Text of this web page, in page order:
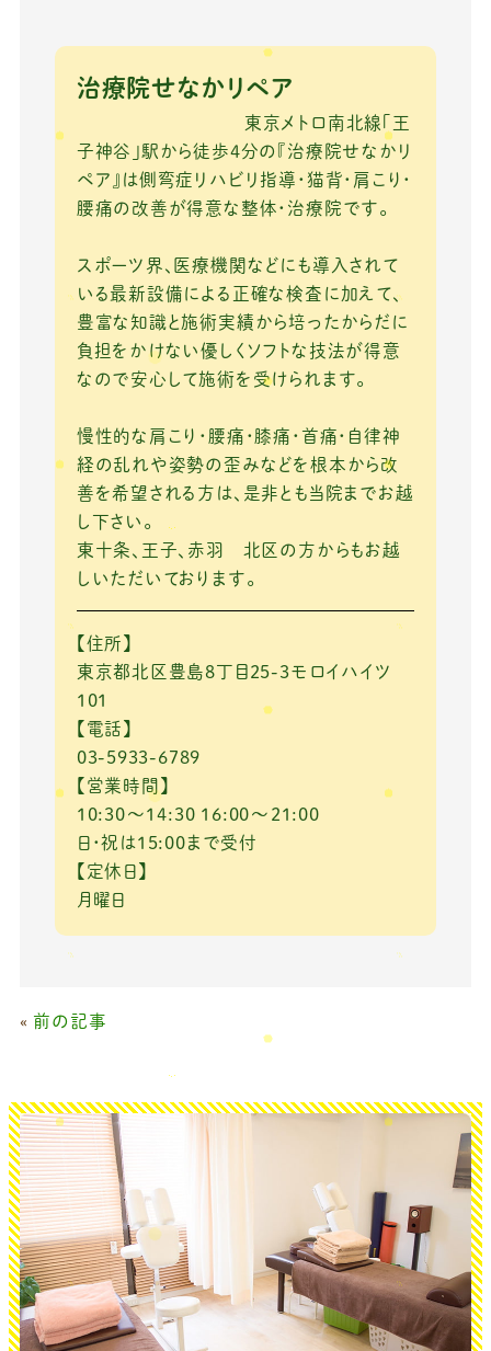
c
e
o
o
k
it
te
e
ai
l
治療院せなかリペア
東京メトロ南北線「王
子神谷」駅から徒歩4分の『治療院せなかリ
ペア』は側弯症リハビリ指導・猫背・肩こり・
腰痛の改善が得意な整体・治療院です。
スポーツ界、医療機関などにも導入されて
いる最新設備による正確な検査に加えて、
豊富な知識と施術実績から培ったからだに
負担をかけない優しくソフトな技法が得意
なので安心して施術を受けられます。
慢性的な肩こり・腰痛・膝痛・首痛・自律神
経の乱れや姿勢の歪みなどを根本から改
善を希望される方は、是非とも当院までお越
し下さい。
東十条、王子、赤羽 北区の方からもお越
しいただいております。
【住所】
東京都北区豊島8丁目25-3モロイハイツ
101
【電話】
03-5933-6789
【営業時間】
10:30～14:30 16:00～21:00
日・祝は15:00まで受付
【定休日】
月曜日
« 前の記事